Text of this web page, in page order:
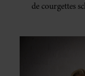
de courgettes